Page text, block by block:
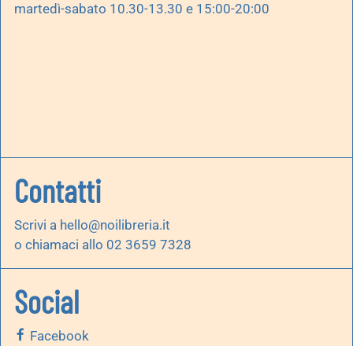
martedì-sabato 10.30-13.30 e 15:00-20:00
Contatti
Scrivi a hello@noilibreria.it
o chiamaci allo 02 3659 7328
Social
Facebook